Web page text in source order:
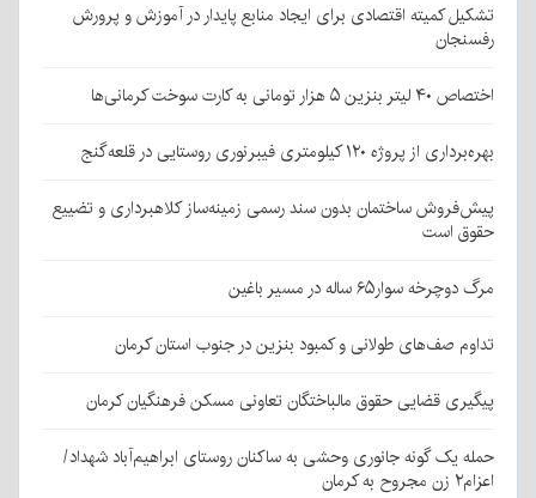
تشکیل کمیته اقتصادی برای ایجاد منابع پایدار در آموزش و پرورش
رفسنجان
اختصاص ۴۰ لیتر بنزین ۵ هزار تومانی به کارت سوخت کرمانی‌ها
بهره‌برداری از پروژه ۱۲۰ کیلومتری فیبرنوری روستایی در قلعه‌گنج
پیش‌فروش ساختمان بدون سند رسمی زمینه‌ساز کلاهبرداری و تضییع
حقوق است
مرگ دوچرخه سوار۶۵ ساله در مسیر باغین
تداوم صف‌های طولانی و کمبود بنزین در جنوب استان کرمان
پیگیری قضایی حقوق مالباختگان تعاونی مسکن فرهنگیان کرمان
حمله یک گونه جانوری وحشی به ساکنان روستای ابراهیم‌آباد شهداد/
اعزام۲ زن مجروح به کرمان